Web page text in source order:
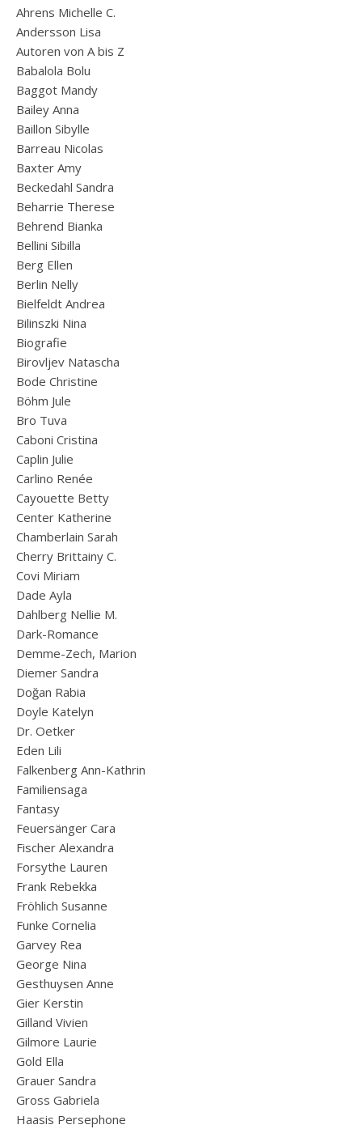
Ahrens Michelle C.
Andersson Lisa
Autoren von A bis Z
Babalola Bolu
Baggot Mandy
Bailey Anna
Baillon Sibylle
Barreau Nicolas
Baxter Amy
Beckedahl Sandra
Beharrie Therese
Behrend Bianka
Bellini Sibilla
Berg Ellen
Berlin Nelly
Bielfeldt Andrea
Bilinszki Nina
Biografie
Birovljev Natascha
Bode Christine
Böhm Jule
Bro Tuva
Caboni Cristina
Caplin Julie
Carlino Renée
Cayouette Betty
Center Katherine
Chamberlain Sarah
Cherry Brittainy C.
Covi Miriam
Dade Ayla
Dahlberg Nellie M.
Dark-Romance
Demme-Zech, Marion
Diemer Sandra
Doğan Rabia
Doyle Katelyn
Dr. Oetker
Eden Lili
Falkenberg Ann-Kathrin
Familiensaga
Fantasy
Feuersänger Cara
Fischer Alexandra
Forsythe Lauren
Frank Rebekka
Fröhlich Susanne
Funke Cornelia
Garvey Rea
George Nina
Gesthuysen Anne
Gier Kerstin
Gilland Vivien
Gilmore Laurie
Gold Ella
Grauer Sandra
Gross Gabriela
Haasis Persephone